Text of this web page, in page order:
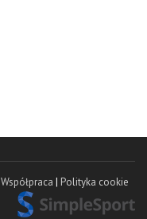
Współpraca | Polityka cookie